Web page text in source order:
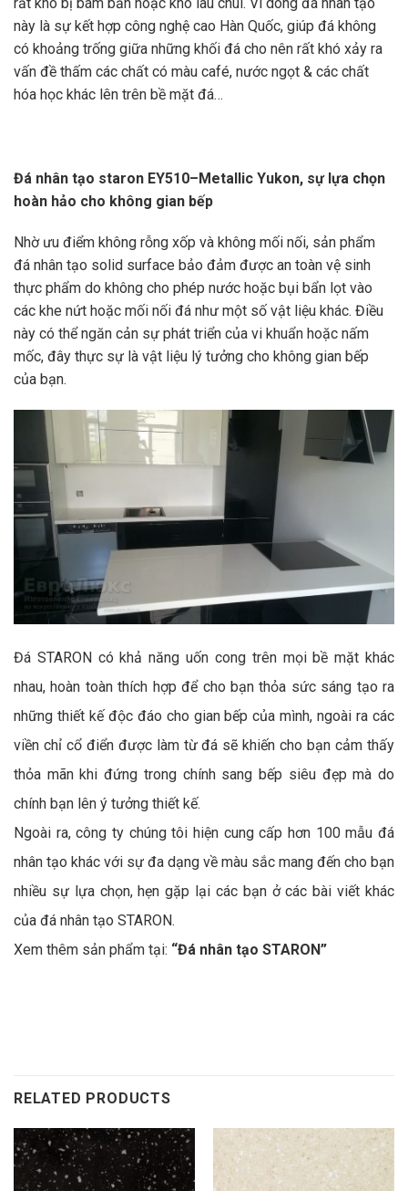
này là sự kết hợp công nghệ cao Hàn Quốc, giúp đá không
có khoảng trống giữa những khối đá cho nên rất khó xảy ra
vấn đề thấm các chất có màu café, nước ngọt & các chất
hóa học khác lên trên bề mặt đá…
Đá nhân tạo staron EY510–Metallic Yukon, sự lựa chọn
hoàn hảo cho không gian bếp
Nhờ ưu điểm không rỗng xốp và không mối nối, sản phẩm
đá nhân tạo solid surface bảo đảm được an toàn vệ sinh
thực phẩm do không cho phép nước hoặc bụi bẩn lọt vào
các khe nứt hoặc mối nối đá như một số vật liệu khác. Điều
này có thể ngăn cản sự phát triển của vi khuẩn hoặc nấm
mốc, đây thực sự là vật liệu lý tưởng cho không gian bếp
của bạn.
Đá STARON có khả năng uốn cong trên mọi bề mặt khác
nhau, hoàn toàn thích hợp để cho bạn thỏa sức sáng tạo ra
những thiết kế độc đáo cho gian bếp của mình, ngoài ra các
viền chỉ cổ điển được làm từ đá sẽ khiến cho bạn cảm thấy
thỏa mãn khi đứng trong chính sang bếp siêu đẹp mà do
chính bạn lên ý tưởng thiết kế.
Ngoài ra, công ty chúng tôi hiện cung cấp hơn 100 mẫu đá
nhân tạo khác với sự đa dạng về màu sắc mang đến cho bạn
nhiều sự lựa chọn, hẹn gặp lại các bạn ở các bài viết khác
của đá nhân tạo STARON.
Xem thêm sản phẩm tại: “Đá nhân tạo STARON”
RELATED PRODUCTS